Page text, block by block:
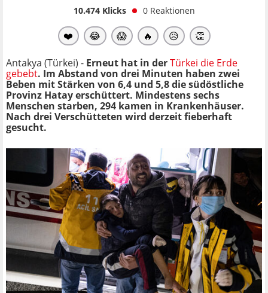
10.474Klicks 0 Reaktionen
❤️ 😂 😱 🔥 😥 👏
Antakya (Türkei) - Erneut hat in derTürkei die Erde
gebebt. Im Abstand von drei Minuten haben zwei
Beben mit Stärken von 6,4 und 5,8 die südöstliche
Provinz Hatay erschüttert. Mindestens sechs
Menschen starben, 294 kamen in Krankenhäuser.
Nach drei Verschütteten wird derzeit fieberhaft
gesucht.